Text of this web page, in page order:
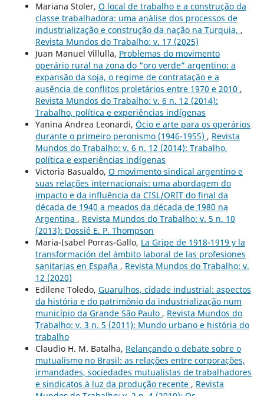
Mariana Stoler, O local de trabalho e a construção da
classe trabalhadora: uma análise dos processos de
industrialização e construção da nação na Turquia. ,
Revista Mundos do Trabalho: v. 17 (2025)
Juan Manuel Villulla, Problemas do movimento
operário rural na zona do “oro verde” argentino: a
expansão da soja, o regime de contratação e a
ausência de conflitos proletários entre 1970 e 2010 ,
Revista Mundos do Trabalho: v. 6 n. 12 (2014):
Trabalho, política e experiências indígenas
Yanina Andrea Leonardi, Ócio e arte para os operários
durante o primeiro peronismo (1946-1955) , Revista
Mundos do Trabalho: v. 6 n. 12 (2014): Trabalho,
política e experiências indígenas
Victoria Basualdo, O movimento sindical argentino e
suas relações internacionais: uma abordagem do
impacto e da influência da CISL/ORIT do final da
década de 1940 a meados da década de 1980 na
Argentina , Revista Mundos do Trabalho: v. 5 n. 10
(2013): Dossiê E. P. Thompson
Maria-Isabel Porras-Gallo, La Gripe de 1918-1919 y la
transformación del ámbito laboral de las profesiones
sanitarias en España , Revista Mundos do Trabalho: v.
12 (2020)
Edilene Toledo, Guarulhos, cidade industrial: aspectos
da história e do patrimônio da industrialização num
município da Grande São Paulo , Revista Mundos do
Trabalho: v. 3 n. 5 (2011): Mundo urbano e história do
trabalho
Claudio H. M. Batalha, Relançando o debate sobre o
mutualismo no Brasil: as relações entre corporações,
irmandades, sociedades mutualistas de trabalhadores
e sindicatos à luz da produção recente , Revista